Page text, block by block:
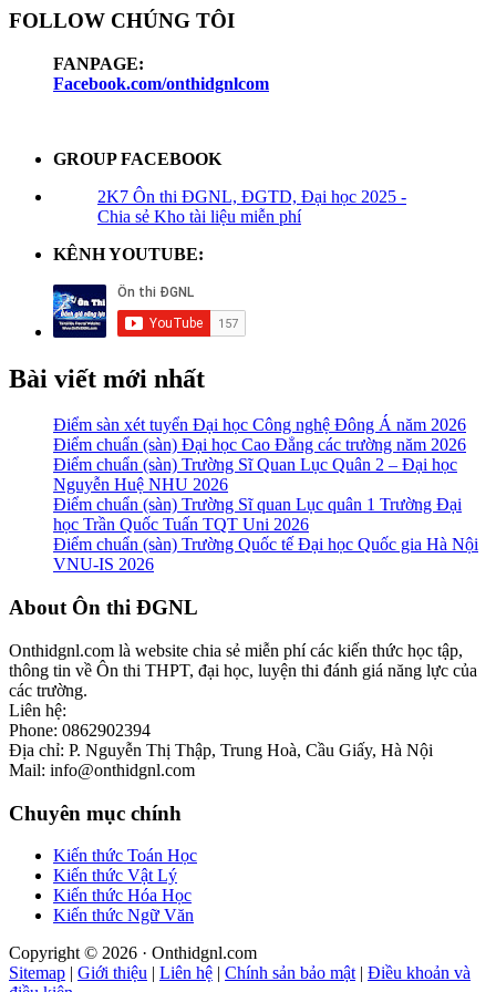
FOLLOW CHÚNG TÔI
FANPAGE:
Facebook.com/onthidgnlcom
GROUP FACEBOOK
2K7 Ôn thi ĐGNL, ĐGTD, Đại học 2025 -
Chia sẻ Kho tài liệu miễn phí
KÊNH YOUTUBE:
Bài viết mới nhất
Điểm sàn xét tuyển Đại học Công nghệ Đông Á năm 2026
Điểm chuẩn (sàn) Đại học Cao Đẳng các trường năm 2026
Điểm chuẩn (sàn) Trường Sĩ Quan Lục Quân 2 – Đại học
Nguyễn Huệ NHU 2026
Điểm chuẩn (sàn) Trường Sĩ quan Lục quân 1 Trường Đại
học Trần Quốc Tuấn TQT Uni 2026
Điểm chuẩn (sàn) Trường Quốc tế Đại học Quốc gia Hà Nội
VNU-IS 2026
Footer
About Ôn thi ĐGNL
Onthidgnl.com là website chia sẻ miễn phí các kiến thức học tập,
thông tin về Ôn thi THPT, đại học, luyện thi đánh giá năng lực của
các trường.
Liên hệ:
Phone: 0862902394
Địa chỉ: P. Nguyễn Thị Thập, Trung Hoà, Cầu Giấy, Hà Nội
Mail: info@onthidgnl.com
Chuyên mục chính
Kiến thức Toán Học
Kiến thức Vật Lý
Kiến thức Hóa Học
Kiến thức Ngữ Văn
Copyright © 2026 · Onthidgnl.com
Sitemap | Giới thiệu | Liên hệ | Chính sản bảo mật | Điều khoản và